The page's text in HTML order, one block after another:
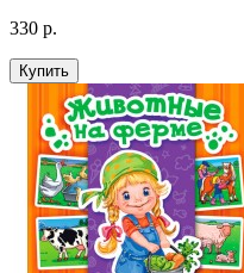
330 р.
Купить